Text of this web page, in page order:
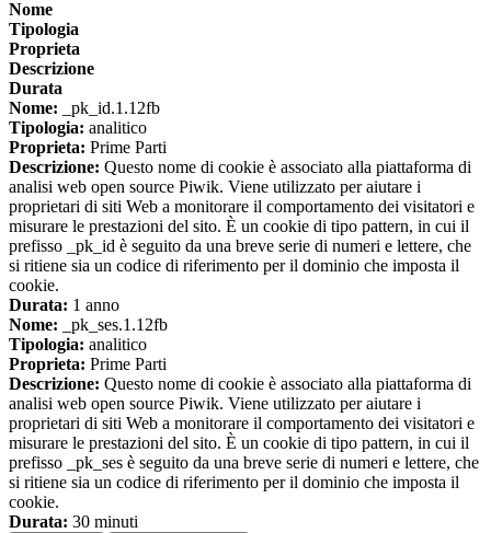
Nome
Tipologia
Proprieta
Descrizione
Durata
Nome: _pk_id.1.12fb
Tipologia: analitico
Proprieta: Prime Parti
Descrizione: Questo nome di cookie è associato alla piattaforma di
analisi web open source Piwik. Viene utilizzato per aiutare i
proprietari di siti Web a monitorare il comportamento dei visitatori e
misurare le prestazioni del sito. È un cookie di tipo pattern, in cui il
prefisso _pk_id è seguito da una breve serie di numeri e lettere, che
si ritiene sia un codice di riferimento per il dominio che imposta il
cookie.
Durata: 1 anno
Nome: _pk_ses.1.12fb
Tipologia: analitico
Proprieta: Prime Parti
Descrizione: Questo nome di cookie è associato alla piattaforma di
analisi web open source Piwik. Viene utilizzato per aiutare i
proprietari di siti Web a monitorare il comportamento dei visitatori e
misurare le prestazioni del sito. È un cookie di tipo pattern, in cui il
prefisso _pk_ses è seguito da una breve serie di numeri e lettere, che
si ritiene sia un codice di riferimento per il dominio che imposta il
cookie.
Durata: 30 minuti